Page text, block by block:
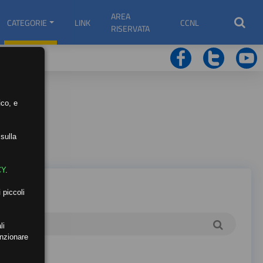
CATEGORIE LINK
AREA
RISERVATA
CCNL
e
.
piccoli